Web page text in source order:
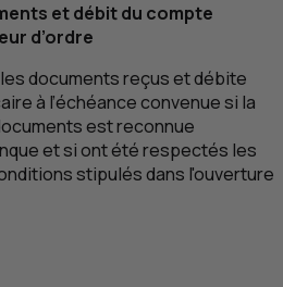
et débit du compte
d’ordre
documents reçus et débite
à l’échéance convenue si la
est reconnue
et si ont été respectés les
stipulés dans l'ouverture